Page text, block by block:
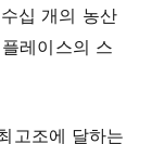
십 개의 농산
레이스의 스
고조에 달하는